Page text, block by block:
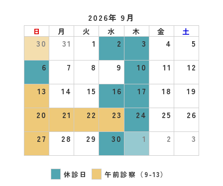
2026年 9月
日 月 火 水 木 金 土
30 31 1 2 3 4
5
6
7 8 9 10 11
12
13
14 15 16 17 18
19
20
21 22 23 24 25
26
27
28 29 30 1 2 3
休診日 午前診察（9-13）